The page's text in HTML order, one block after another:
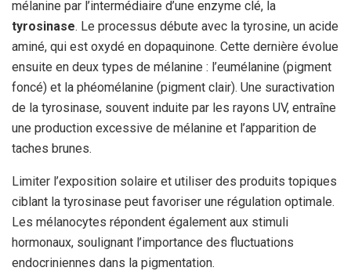
mélanine par l’intermédiaire d’une enzyme clé, la
tyrosinase. Le processus débute avec la tyrosine, un acide
aminé, qui est oxydé en dopaquinone. Cette dernière évolue
ensuite en deux types de mélanine : l’eumélanine (pigment
foncé) et la phéomélanine (pigment clair). Une suractivation
de la tyrosinase, souvent induite par les rayons UV, entraîne
une production excessive de mélanine et l’apparition de
taches brunes.
Limiter l’exposition solaire et utiliser des produits topiques
ciblant la tyrosinase peut favoriser une régulation optimale.
Les mélanocytes répondent également aux stimuli
hormonaux, soulignant l’importance des fluctuations
endocriniennes dans la pigmentation.